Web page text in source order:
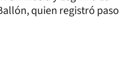
quien registró paso